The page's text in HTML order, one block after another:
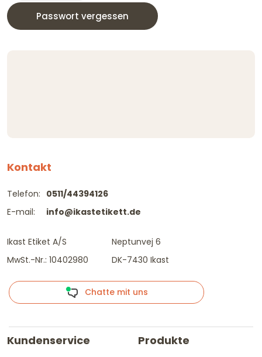
Passwort vergessen
Kontakt
Telefon:
E-mail:
0511/44394126
info@ikastetikett.de
Ikast Etiket A/S
MwSt.-Nr.: 10402980
Neptunvej 6
DK-7430 Ikast
Chatte mit uns
Kundenservice Produkte